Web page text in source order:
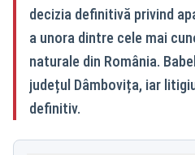
decizia definitivă privind
a unora dintre cele mai
naturale din România.
județul Dâmbovița, iar
definitiv.